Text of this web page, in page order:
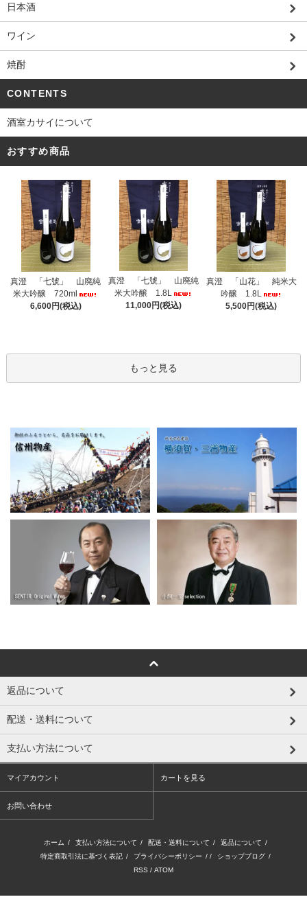
日本酒
ワイン
焼酎
CONTENTS
酒室カサイについて
おすすめ商品
真澄 「七號」 山廃純
米大吟醸 720ml
6,600円(税込)
真澄 「七號」 山廃純
米大吟醸 1.8L
11,000円(税込)
真澄 「山花」 純米大
吟醸 1.8L
5,500円(税込)
もっと見る
返品について
配送・送料について
支払い方法について
マイアカウント カートを見る
お問い合わせ
ホーム / 支払い方法について / 配送・送料について / 返品について /
特定商取引法に基づく表記 / プライバシーポリシー / / ショップブログ /
RSS / ATOM